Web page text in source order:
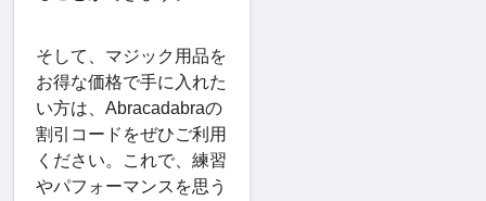
そして、マジック用品を
お得な価格で手に入れた
い方は、Abracadabraの
割引コードをぜひご利用
ください。これで、練習
やパフォーマンスを思う